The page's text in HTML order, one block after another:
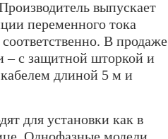
выпускает
переменного тока
В продаже
– с защитной шторкой и
длиной 5 м и
для установки как в